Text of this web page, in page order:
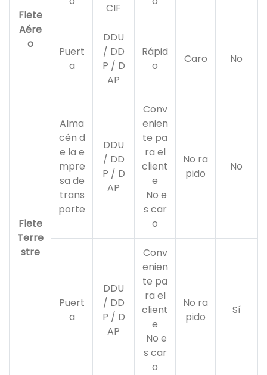
Flete
Aére
o
CIF
Puert
a
DDU
/ DD
P / D
AP
Rápid
o
Caro No
Flete
Terre
stre
Alma
cén d
e la e
mpre
sa de
trans
porte
DDU
/ DD
P / D
AP
Conv
enien
te pa
ra el
client
e
No e
s car
o
No ra
pido
No
Puert
a
DDU
/ DD
P / D
AP
Conv
enien
te pa
ra el
client
e
No e
s car
o
No ra
pido
Sí